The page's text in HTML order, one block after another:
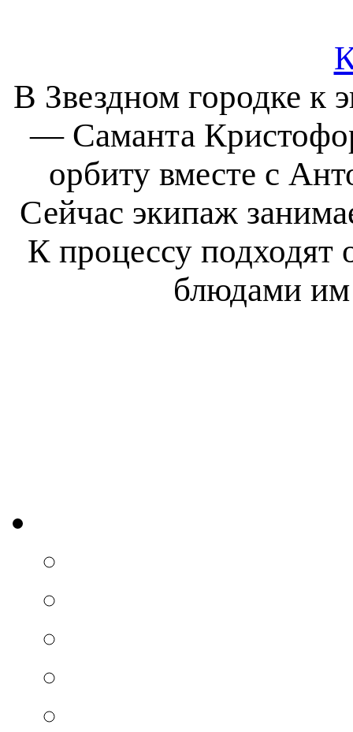
В Звездном городке к
— Саманта
орбиту вместе с
Сейчас экипаж
К процессу подходят
блюдами им